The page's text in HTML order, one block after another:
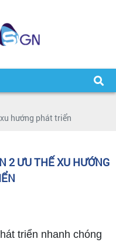
hướng phát triển
2 ƯU THẾ XU HƯỚNG
triển nhanh chóng